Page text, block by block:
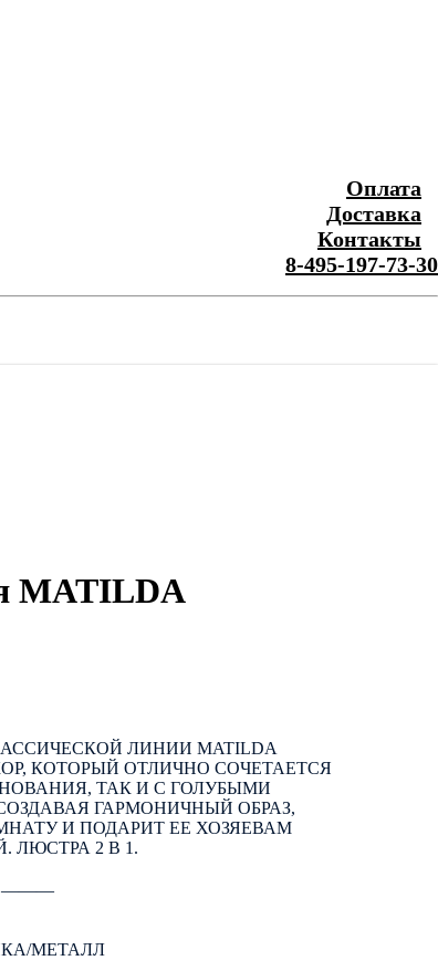
Оплата
Доставка
Контакты
8-495-197-73-30
MATILDA
ЛИНИИ MATILDA
КОТОРЫЙ ОТЛИЧНО СОЧЕТАЕТСЯ
ТАК И С ГОЛУБЫМИ
ГАРМОНИЧНЫЙ ОБРАЗ,
И ПОДАРИТ ЕЕ ХОЗЯЕВАМ
2 В 1.
―――
МЕТАЛЛ